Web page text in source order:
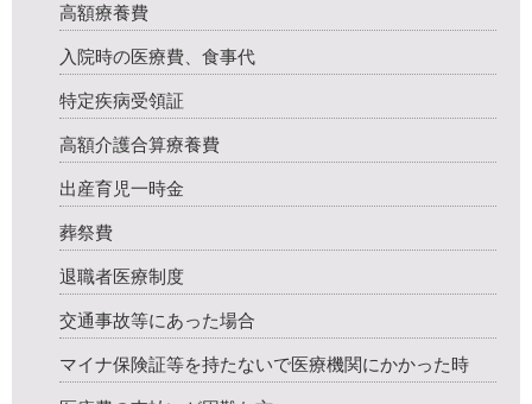
高額療養費
入院時の医療費、食事代
特定疾病受領証
高額介護合算療養費
出産育児一時金
葬祭費
退職者医療制度
交通事故等にあった場合
マイナ保険証等を持たないで医療機関にかかった時